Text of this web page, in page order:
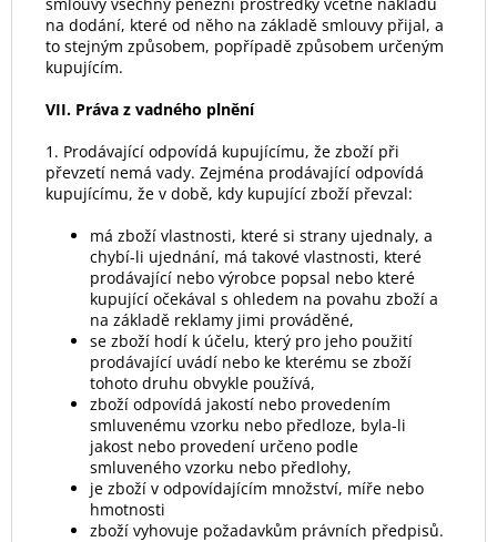
na dodání, které od něho na základě smlouvy přijal, a
to stejným způsobem, popřípadě způsobem určeným
kupujícím.
VII. Práva z vadného plnění
1. Prodávající odpovídá kupujícímu, že zboží při
převzetí nemá vady. Zejména prodávající odpovídá
kupujícímu, že v době, kdy kupující zboží převzal:
má zboží vlastnosti, které si strany ujednaly, a
chybí-li ujednání, má takové vlastnosti, které
prodávající nebo výrobce popsal nebo které
kupující očekával s ohledem na povahu zboží a
na základě reklamy jimi prováděné,
se zboží hodí k účelu, který pro jeho použití
prodávající uvádí nebo ke kterému se zboží
tohoto druhu obvykle používá,
zboží odpovídá jakostí nebo provedením
smluvenému vzorku nebo předloze, byla-li
jakost nebo provedení určeno podle
smluveného vzorku nebo předlohy,
je zboží v odpovídajícím množství, míře nebo
hmotnosti
zboží vyhovuje požadavkům právních předpisů.